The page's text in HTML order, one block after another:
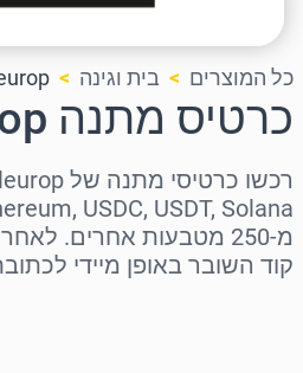
כל המוצרים בית וגינה
כרטיס מתנה Fleurop
מ-250 מטבעות אחרים.
קוד השובר באופן מיידי